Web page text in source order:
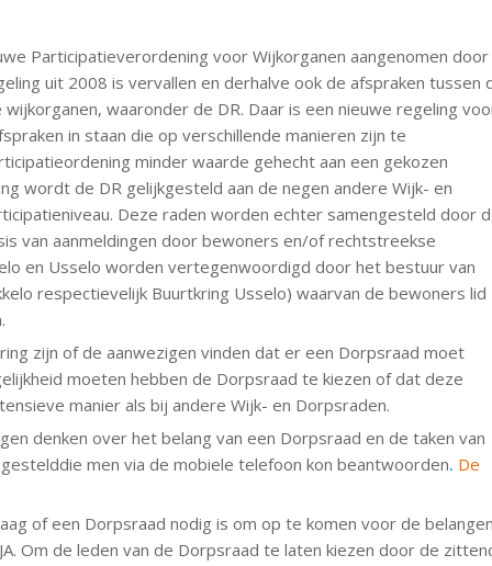
Participatieverordening voor Wijkorganen aangenomen door
uit 2008 is vervallen en derhalve ook de afspraken tussen
waaronder de DR. Daar is een nieuwe regeling
in staan die op verschillende manieren zijn te
minder waarde gehecht aan een gekozen
wordt de DR gelijkgesteld aan de negen andere Wijk- en
Deze raden worden echter samengesteld door
van aanmeldingen door bewoners en/of rechtstreekse
en Usselo worden vertegenwoordigd door het bestuur van
respectievelijk Buurtkring Usselo) waarvan de bewoners lid
zijn of de aanwezigen vinden dat er een Dorpsraad moet
moeten hebben de Dorpsraad te kiezen of dat deze
manier als bij andere Wijk- en Dorpsraden.
denken over het belang van een Dorpsraad en de taken van
men via de mobiele telefoon kon beantwoorden. De
of een Dorpsraad nodig is om op te komen voor de
Om de leden van de Dorpsraad te laten kiezen door de